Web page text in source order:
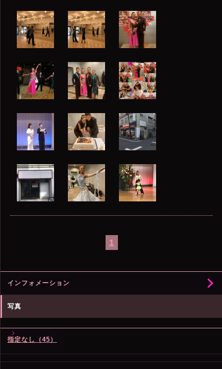
1
インフォメーション
写真
指定なし（45）